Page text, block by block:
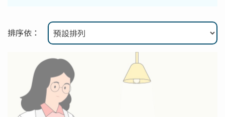
排序依：